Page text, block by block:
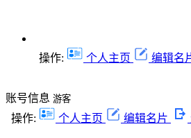
操作: 个人主页 编辑名
账号信息 游客
操作: 个人主页 编辑名片